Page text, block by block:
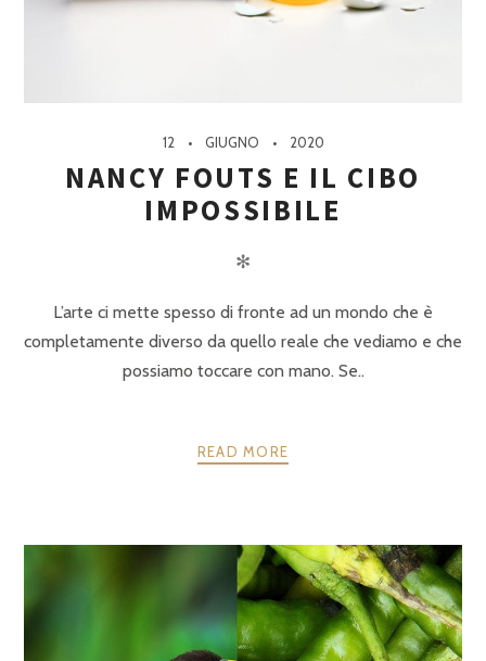
12 GIUGNO 2020
NANCY FOUTS E IL CIBO
IMPOSSIBILE
✻
L’arte ci mette spesso di fronte ad un mondo che è
completamente diverso da quello reale che vediamo e che
possiamo toccare con mano. Se..
READ MORE